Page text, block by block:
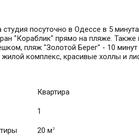
студия посуточно в Одессе в 5
"Кораблик" прямо на пляже.
пляж "Золотой Берег" - 10
комплекс, красивые холлы и
Квартира
1
20 м 2